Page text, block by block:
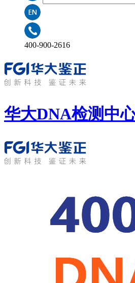
400-900-2616
华大DNA检测中